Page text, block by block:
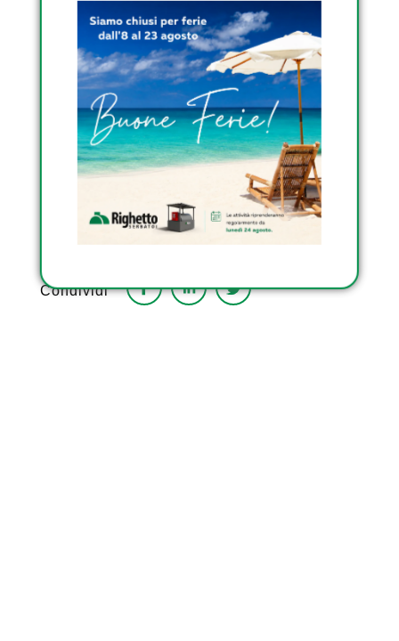
SCOPRI I SERBATOI DA
ESTERNO OMOLOGATI
DI RIGHETTO
SCOPRI I SERBATOI
INTERRATI DI RIGHETTO
SCOPRI I SERBATOI
TRASPORTABILI
OMOLOGATI DI
RIGHETTO
Condividi